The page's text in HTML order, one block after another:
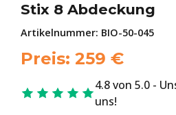
Stix 8 Abdeckung
Artikelnummer: BIO-50-045
Preis: 259 €
4.8 von 5.0 -
uns!